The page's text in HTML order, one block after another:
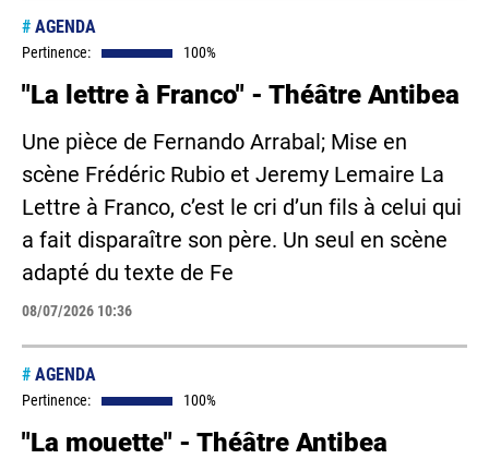
# AGENDA
Pertinence: 100%
"La lettre à Franco" - Théâtre Antibea
Une pièce de Fernando Arrabal; Mise en
scène Frédéric Rubio et Jeremy Lemaire La
Lettre à Franco, c’est le cri d’un fils à celui qui
a fait disparaître son père. Un seul en scène
adapté du texte de Fe
08/07/2026 10:36
# AGENDA
Pertinence: 100%
"La mouette" - Théâtre Antibea